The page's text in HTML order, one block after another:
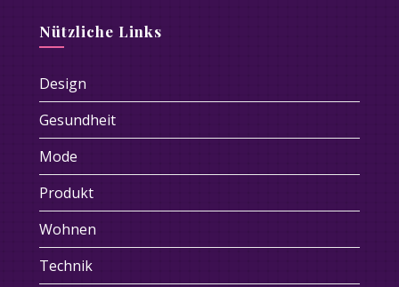
Nützliche Links
Design
Gesundheit
Mode
Produkt
Wohnen
Technik